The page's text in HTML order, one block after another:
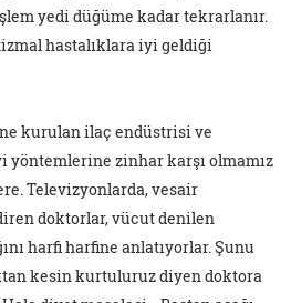
yedi düğüme kadar tekrarlanır.
hastalıklara iyi geldiği
kurulan ilaç endüstrisi ve
yöntemlerine zinhar karşı olmamız
Televizyonlarda, vesair
doktorlar, vücut denilen
harfi harfine anlatıyorlar. Şunu
kesin kurtuluruz diyen doktora